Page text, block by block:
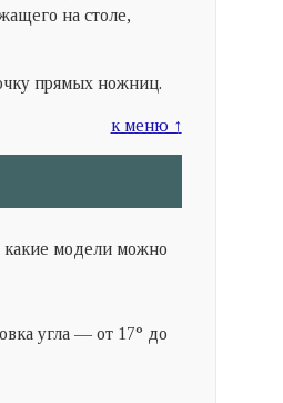
на столе,
прямыхножниц.
к меню ↑
какие модели можно
угла — от 17° до